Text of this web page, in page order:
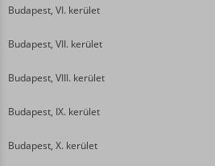
Budapest, VI. kerület
Budapest, VII. kerület
Budapest, VIII. kerület
Budapest, IX. kerület
Budapest, X. kerület